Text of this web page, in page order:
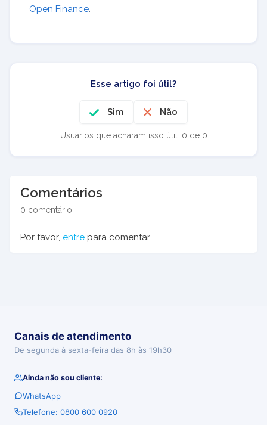
Open Finance
Esse artigo foi útil?
Sim Não
Usuários que acharam isso útil: 0 de 0
Comentários
0 comentário
Por favor, entre para comentar.
Canais de atendimento
De segunda à sexta-feira das 8h às 19h30
Ainda não sou cliente:
WhatsApp
Telefone: 0800 600 0920